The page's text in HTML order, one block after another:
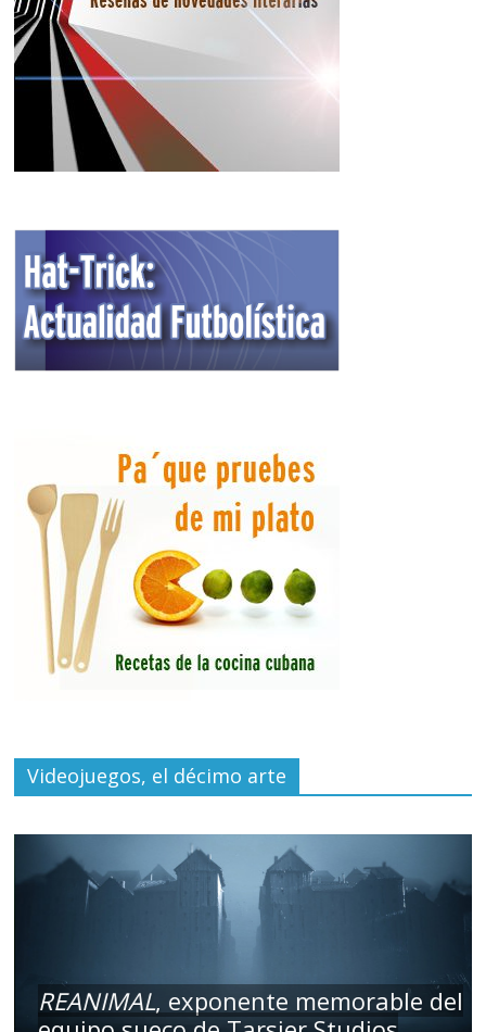
Videojuegos, el décimo arte
REANIMAL, exponente memorable del